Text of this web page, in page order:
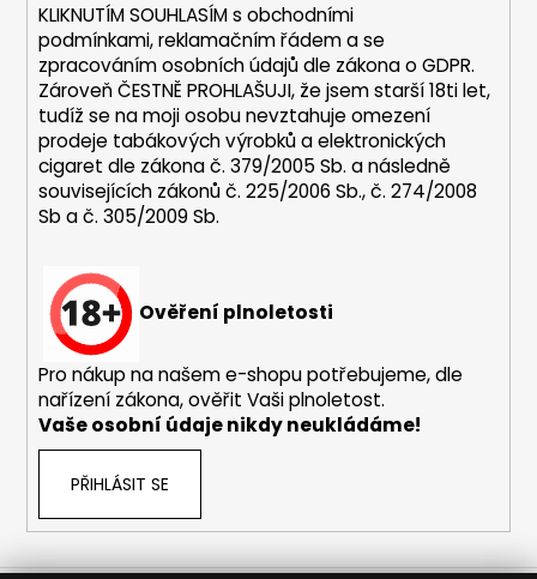
KLIKNUTÍM SOUHLASÍM s obchodními
podmínkami,reklamačním řádem a se
zpracováním osobních údajů dle zákona oGDPR.
Zároveň ČESTNĚ PROHLAŠUJI, že jsem starší 18ti let,
tudíž se na moji osobu nevztahuje omezení
prodeje tabákových výrobků a elektronických
cigaret dle zákona č. 379/2005 Sb. a následně
souvisejících zákonů č. 225/2006 Sb., č. 274/2008
Sb a č. 305/2009 Sb.
Ověření plnoletosti
Pro nákup na našem e-shopu potřebujeme, dle
nařízení zákona, ověřit Vaši plnoletost.
Vaše osobní údaje nikdy neukládáme!
PŘIHLÁSIT SE